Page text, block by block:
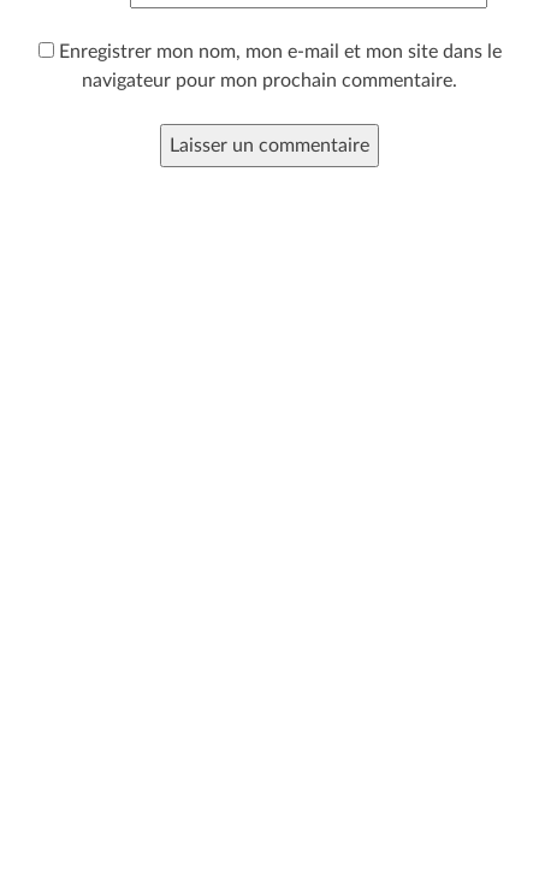
Enregistrer mon nom, mon e-mail et mon site dans le
navigateur pour mon prochain commentaire.